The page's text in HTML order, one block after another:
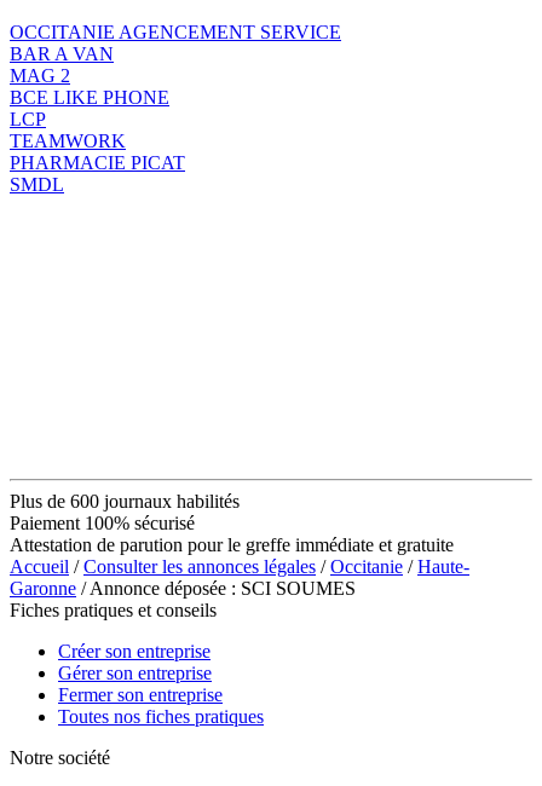
OCCITANIE AGENCEMENT SERVICE
BAR A VAN
MAG 2
BCE LIKE PHONE
LCP
TEAMWORK
PHARMACIE PICAT
SMDL
Plus de 600 journaux habilités
Paiement 100% sécurisé
Attestation de parution pour le greffe immédiate et gratuite
Accueil /Consulter les annonces légales /Occitanie /Haute-
Garonne / Annonce déposée : SCI SOUMES
Fiches pratiques et conseils
Créer son entreprise
Gérer son entreprise
Fermer son entreprise
Toutes nos fiches pratiques
Notre société